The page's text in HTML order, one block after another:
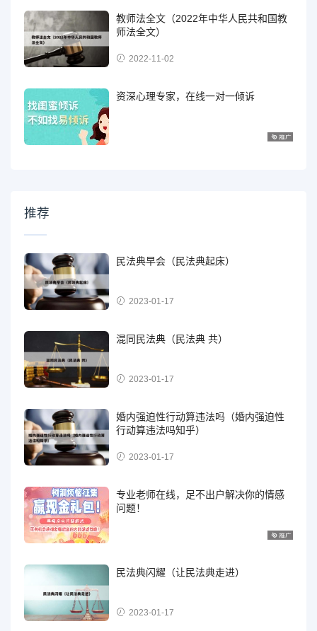
教师法全文（2022年中华人民共和国教
师法全文）
2022-11-02
资深心理专家，在线一对一倾诉
推荐
民法典早会（民法典起床）
2023-01-17
混同民法典（民法典 共）
2023-01-17
婚内强迫性行动算违法吗（婚内强迫性
行动算违法吗知乎）
2023-01-17
专业老师在线，足不出户解决你的情感
问题！
民法典闪耀（让民法典走进）
2023-01-17